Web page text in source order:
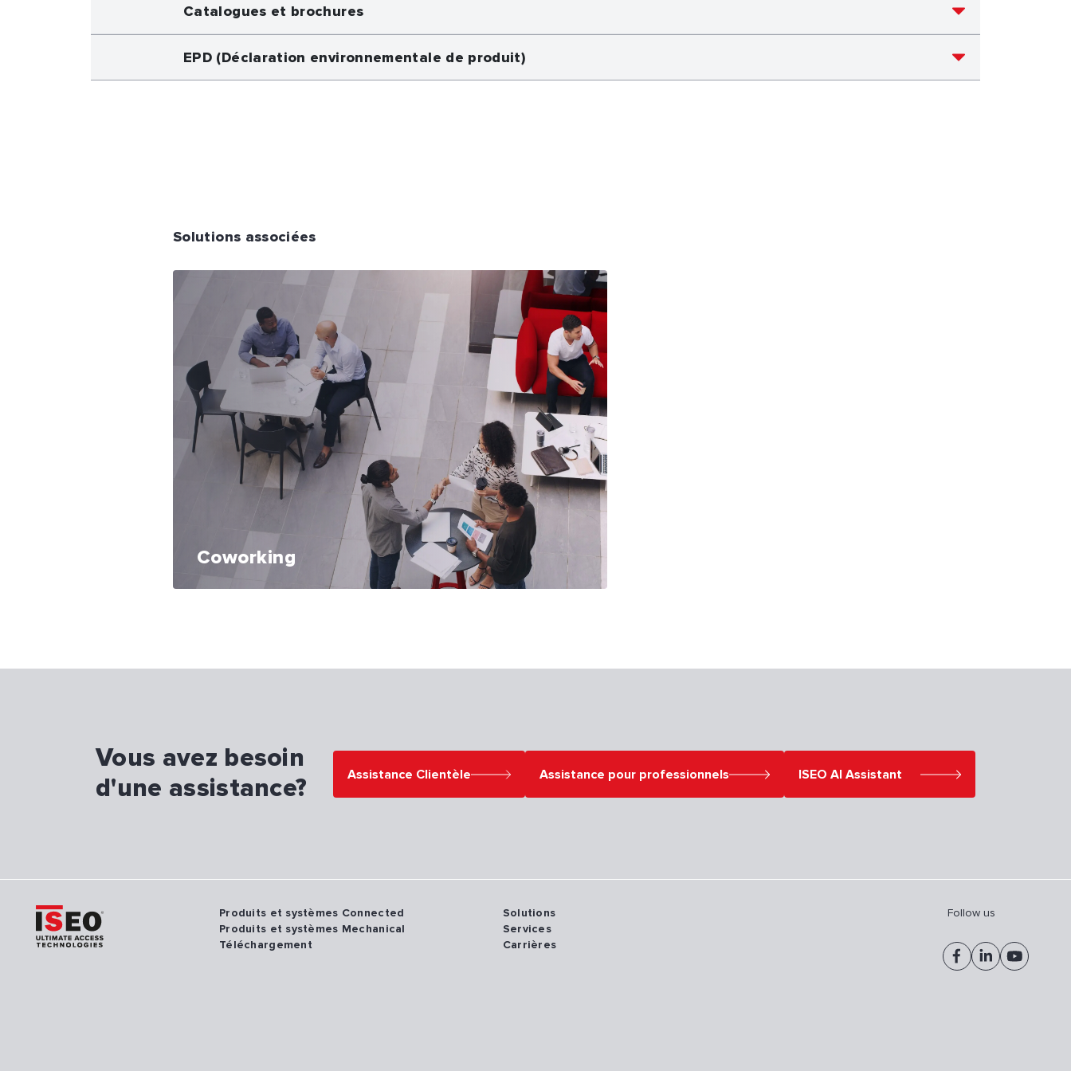
Catalogues et brochures
EPD (Déclaration environnementale de produit)
Solutions associées
Coworking
Vous avez besoin
d'une assistance?
Assistance Clientèle Assistance pour professionnels ISEO AI Assistant
Produits et systèmes Connected
Produits et systèmes Mechanical
Téléchargement
Solutions
Services
Carrières
Follow us